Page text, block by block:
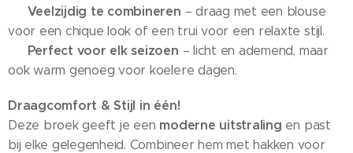
Veelzijdig te combineren – draag met een blouse
voor een chique look of een trui voor een relaxte stijl.
Perfect voor elk seizoen – licht en ademend, maar
ook warm genoeg voor koelere dagen.
Draagcomfort & Stijl in één!
Deze broek geeft je een moderne uitstraling en past
bij elke gelegenheid. Combineer hem met hakken voor